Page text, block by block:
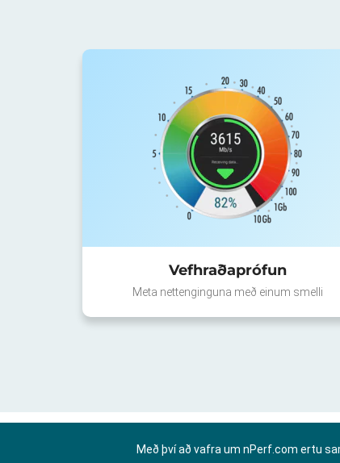
Vefhraðaprófun
Meta nettenginguna með einum smelli
Með því að vafra um nPerf.com ertu